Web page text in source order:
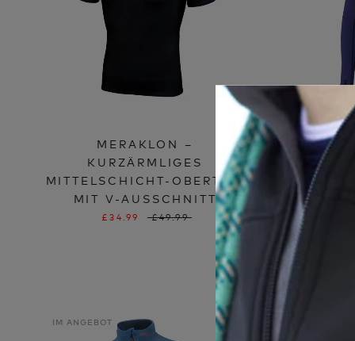
MERAKLON –
KURZÄRMLIGES
MITTELSCHICHT-OBERTEIL
MIT V-AUSSCHNITT
£34.99 £49.99
SUB
MIT
IM ANGEBOT